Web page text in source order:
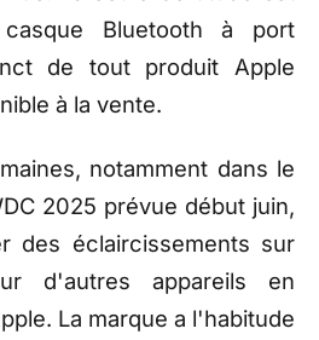
Bluetooth à port
de tout produit Apple
à la vente.
notamment dans le
2025 prévue début juin,
des éclaircissements sur
d'autres appareils en
La marque a l'habitude